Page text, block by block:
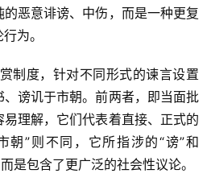
恶意诽谤、中伤，而是一种更复
为。
谤讥于市朝。前两者，即当面批
理解，它们代表着直接、正式的
朝”则不同，它所指涉的“谤”和
是包含了更广泛的社会性议论。